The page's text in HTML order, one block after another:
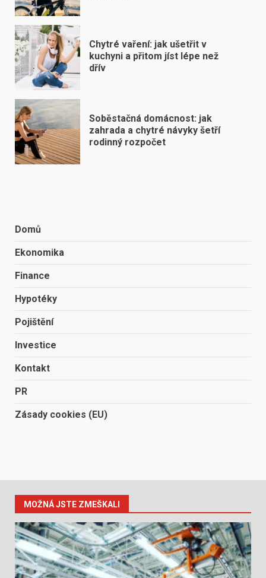
Chytré vaření: jak ušetřit v
kuchyni a přitom jíst lépe než
dřív
Soběstačná domácnost: jak
zahrada a chytré návyky šetří
rodinný rozpočet
Domů
Ekonomika
Finance
Hypotéky
Pojištění
Investice
Kontakt
PR
Zásady cookies (EU)
MOŽNÁ JSTE ZMEŠKALI